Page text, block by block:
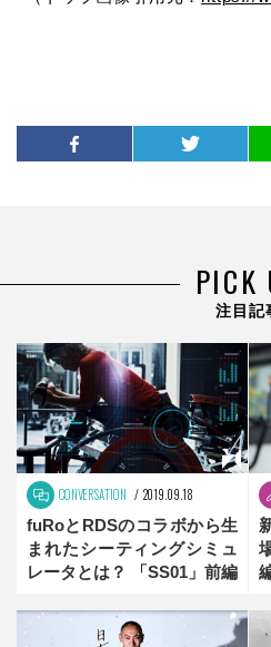
PICK
注目記
CONVERSATION 2019.09.18
fuRoとRDSのコラボから生
まれたシーティングシミュ
レータとは？ 「SS01」前編